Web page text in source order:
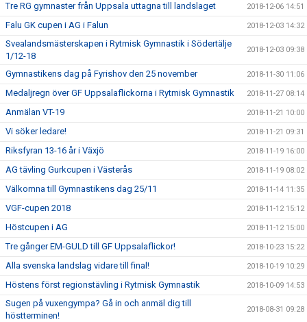
Tre RG gymnaster från Uppsala uttagna till landslaget 2018-12-06 14:51
Falu GK cupen i AG i Falun 2018-12-03 14:32
Svealandsmästerskapen i Rytmisk Gymnastik i Södertälje
1/12-18
2018-12-03 09:38
Gymnastikens dag på Fyrishov den 25 november 2018-11-30 11:06
Medaljregn över GF Uppsalaflickorna i Rytmisk Gymnastik 2018-11-27 08:14
Anmälan VT-19 2018-11-21 10:00
Vi söker ledare! 2018-11-21 09:31
Riksfyran 13-16 år i Växjö 2018-11-19 16:00
AG tävling Gurkcupen i Västerås 2018-11-19 08:02
Välkomna till Gymnastikens dag 25/11 2018-11-14 11:35
VGF-cupen 2018 2018-11-12 15:12
Höstcupen i AG 2018-11-12 15:00
Tre gånger EM-GULD till GF Uppsalaflickor! 2018-10-23 15:22
Alla svenska landslag vidare till final! 2018-10-19 10:29
Höstens först regionstävling i Rytmisk Gymnastik 2018-10-09 14:53
Sugen på vuxengympa? Gå in och anmäl dig till
höstterminen!
2018-08-31 09:28